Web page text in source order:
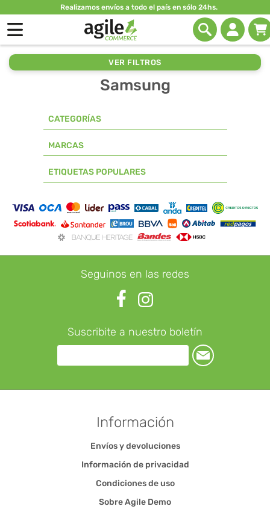
Realizamos envíos a todo el país en sólo 24hs.
VER FILTROS
Samsung
CATEGORÍAS
MARCAS
ETIQUETAS POPULARES
Seguinos en las redes
Suscribite a nuestro boletín
Información
Envíos y devoluciones
Información de privacidad
Condiciones de uso
Sobre Agile Demo